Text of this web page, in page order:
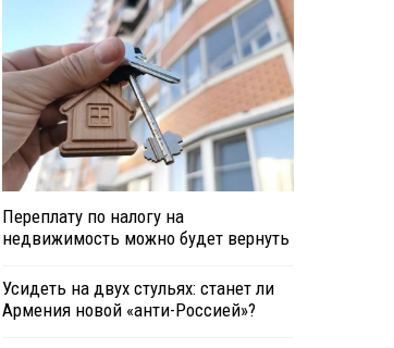
Переплату по налогу на
недвижимость можно будет вернуть
Усидеть на двух стульях: станет ли
Армения новой «анти-Россией»?